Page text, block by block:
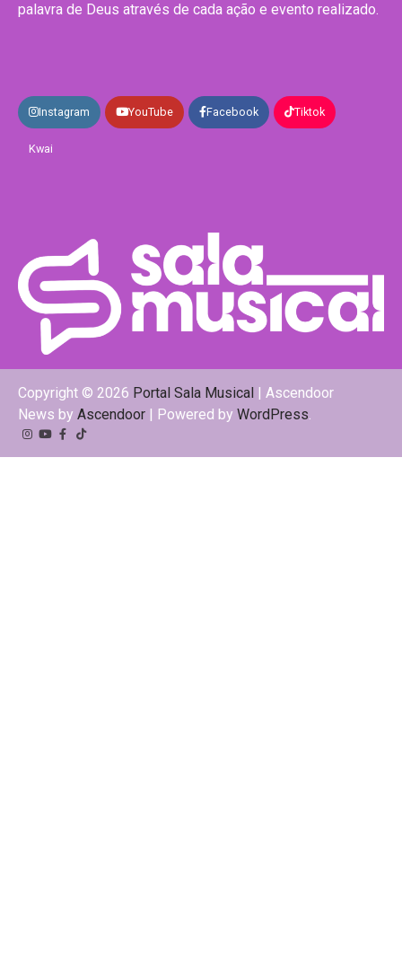
palavra de Deus através de cada ação e evento realizado.
Instagram YouTube Facebook Tiktok
Kwai
Copyright © 2026 Portal Sala Musical | Ascendoor
News by Ascendoor | Powered by WordPress
Instagram
YouTube
Facebook
Tiktok